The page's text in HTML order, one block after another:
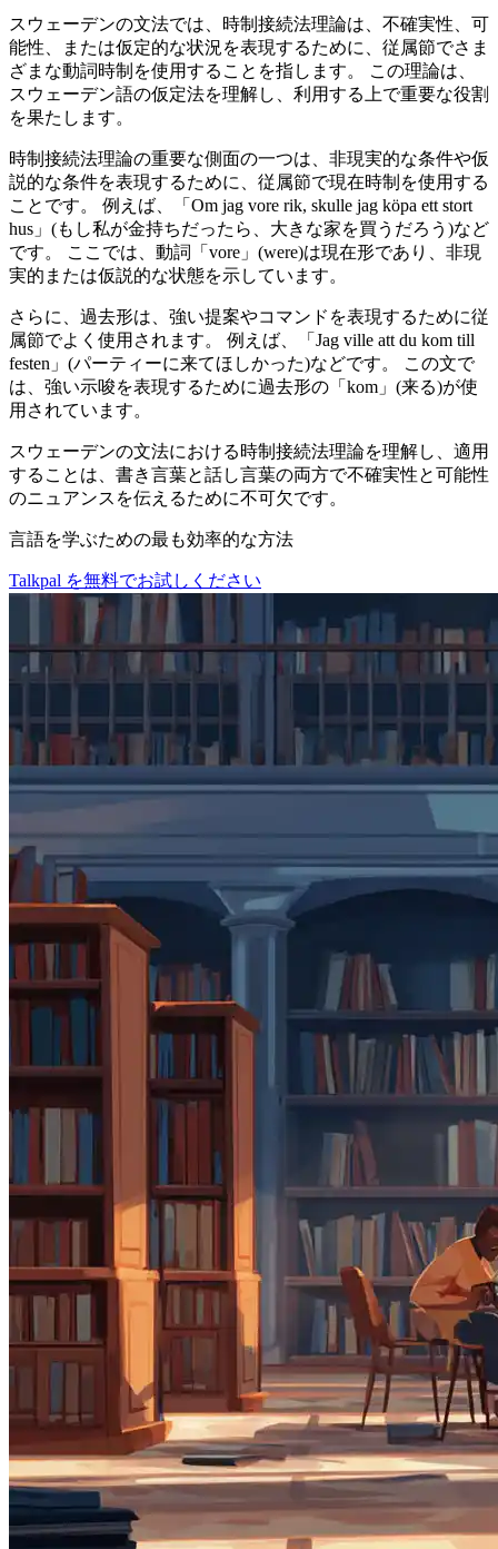
スウェーデンの文法では、時制接続法理論は、不確実性、可
能性、または仮定的な状況を表現するために、従属節でさま
ざまな動詞時制を使用することを指します。 この理論は、
スウェーデン語の仮定法を理解し、利用する上で重要な役割
を果たします。
時制接続法理論の重要な側面の一つは、非現実的な条件や仮
説的な条件を表現するために、従属節で現在時制を使用する
ことです。 例えば、「Om jag vore rik, skulle jag köpa ett stort
hus」(もし私が金持ちだったら、大きな家を買うだろう)など
です。 ここでは、動詞「vore」(were)は現在形であり、非現
実的または仮説的な状態を示しています。
さらに、過去形は、強い提案やコマンドを表現するために従
属節でよく使用されます。 例えば、「Jag ville att du kom till
festen」(パーティーに来てほしかった)などです。 この文で
は、強い示唆を表現するために過去形の「kom」(来る)が使
用されています。
スウェーデンの文法における時制接続法理論を理解し、適用
することは、書き言葉と話し言葉の両方で不確実性と可能性
のニュアンスを伝えるために不可欠です。
言語を学ぶための最も効率的な方法
Talkpal を無料でお試しください